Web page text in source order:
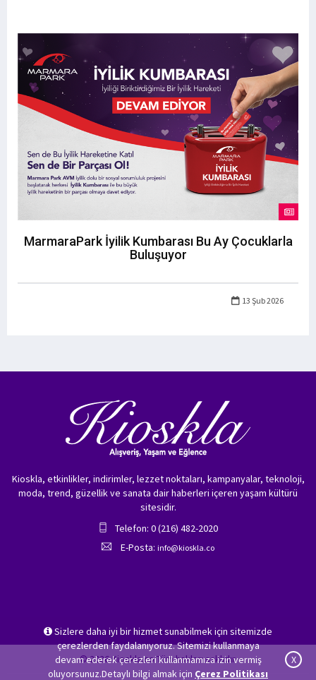
MarmaraPark İyilik Kumbarası Bu Ay Çocuklarla
Buluşuyor
13 Şub 2026
Sizlere daha iyi bir hizmet sunabilmek için sitemizde
çerezlerden faydalanıyoruz. Sitemizi kullanmaya
devam ederek çerezleri kullanmamıza izin vermiş
oluyorsunuz.Detaylı bilgi almak için Çerez Politikası
X
Kioskla, etkinlikler, indirimler, lezzet noktaları, kampanyalar, teknoloji,
moda, trend, güzellik ve sanata dair haberleri içeren yaşam kültürü
sitesidir.
Telefon: 0 (216) 482-2020
E-Posta: info@kioskla.co
© 2026 Kioskla.co Tüm hakları saklıdır.